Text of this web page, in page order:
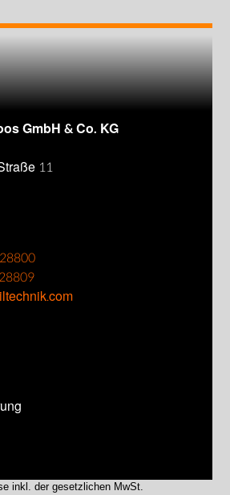
GmbH & Co. KG
11
inkl. der gesetzlichen MwSt.